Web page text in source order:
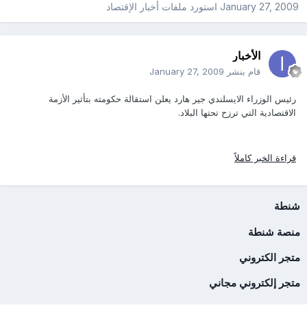
January 27, 2009استورد ملفات أخبار الإقتصاد
الأخبار
قام بنشر January 27, 2009
رئيس الوزراء الايسلندي جير هارد يعلن استقالة حكومته بتأثير الأزمة
الاقتصادية التي ترزح تحتها البلاد.
قراءة الخبر كاملاً
شنطة
منصة شنطة
متجر الكتروني
متجر إلكتروني مجاني